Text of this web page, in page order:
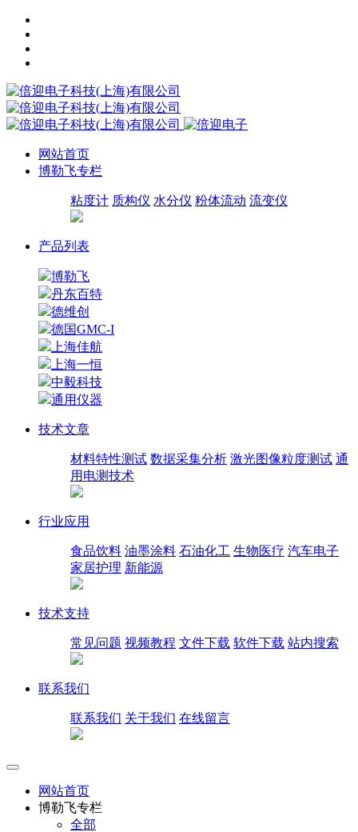
网站首页
博勒飞专栏
粘度计 质构仪 水分仪 粉体流动 流变仪
产品列表
博勒飞
丹东百特
德维创
德国GMC-I
上海佳航
上海一恒
中毅科技
通用仪器
技术文章
材料特性测试 数据采集分析 激光图像粒度测试 通
用电测技术
行业应用
食品饮料 油墨涂料 石油化工 生物医疗 汽车电子
家居护理 新能源
技术支持
常见问题 视频教程 文件下载 软件下载 站内搜索
联系我们
联系我们 关于我们 在线留言
网站首页
博勒飞专栏
全部